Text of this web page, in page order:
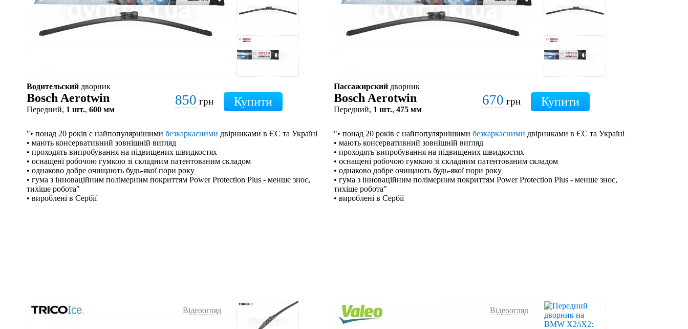
Водительский дворник
Bosch Aerotwin
Передний, 1 шт., 600 мм
850 грн
"• понад 20 років є найпопулярнішими безкаркасними двірниками в ЄС та Україні
• мають консервативний зовнішній вигляд
• проходять випробування на підвищених швидкостях
• оснащені робочою гумкою зі складним патентованим складом
• однаково добре очищають будь-якої пори року
• гума з інноваційним полімерним покриттям Power Protection Plus - менше знос,
тихіше робота"
• вироблені в Сербії
Пассажирский дворник
Bosch Aerotwin
Передний, 1 шт., 475 мм
670 грн
"• понад 20 років є найпопулярнішими безкаркасними двірниками в ЄС та Україні
• мають консервативний зовнішній вигляд
• проходять випробування на підвищених швидкостях
• оснащені робочою гумкою зі складним патентованим складом
• однаково добре очищають будь-якої пори року
• гума з інноваційним полімерним покриттям Power Protection Plus - менше знос,
тихіше робота"
• вироблені в Сербії
Відеоогляд Відеоогляд